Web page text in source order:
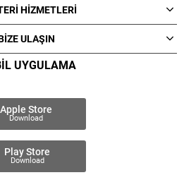
HİZMETLERİ
ULAŞIN
UYGULAMA
Apple Store
Download
Play Store
Download